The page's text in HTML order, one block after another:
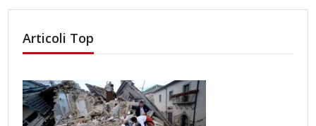
Articoli Top